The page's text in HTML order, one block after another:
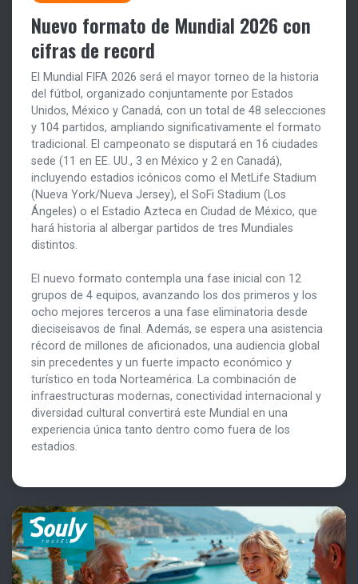
Nuevo formato de Mundial 2026 con
cifras de record
El Mundial FIFA 2026 será el mayor torneo de la historia
del fútbol, organizado conjuntamente por Estados
Unidos, México y Canadá, con un total de 48 selecciones
y 104 partidos, ampliando significativamente el formato
tradicional. El campeonato se disputará en 16 ciudades
sede (11 en EE. UU., 3 en México y 2 en Canadá),
incluyendo estadios icónicos como el MetLife Stadium
(Nueva York/Nueva Jersey), el SoFi Stadium (Los
Ángeles) o el Estadio Azteca en Ciudad de México, que
hará historia al albergar partidos de tres Mundiales
distintos.
El nuevo formato contempla una fase inicial con 12
grupos de 4 equipos, avanzando los dos primeros y los
ocho mejores terceros a una fase eliminatoria desde
dieciseisavos de final. Además, se espera una asistencia
récord de millones de aficionados, una audiencia global
sin precedentes y un fuerte impacto económico y
turístico en toda Norteamérica. La combinación de
infraestructuras modernas, conectividad internacional y
diversidad cultural convertirá este Mundial en una
experiencia única tanto dentro como fuera de los
estadios.